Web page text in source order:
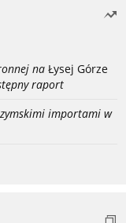
na Łysej Górze
raport
importami w